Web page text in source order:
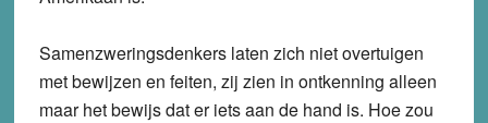
Samenzweringsdenkers laten zich niet overtuigen
met bewijzen en feiten, zij zien in ontkenning alleen
maar het bewijs dat er iets aan de hand is. Hoe zou